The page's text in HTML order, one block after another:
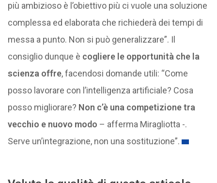
più ambizioso è l’obiettivo più ci vuole una soluzione
complessa ed elaborata che richiederà dei tempi di
messa a punto. Non si può generalizzare”. Il
consiglio dunque è cogliere le opportunità che la
scienza offre, facendosi domande utili: “Come
posso lavorare con l’intelligenza artificiale? Cosa
posso migliorare? Non c’è una competizione tra
vecchio e nuovo modo – afferma Miragliotta -.
Serve un’integrazione, non una sostituzione”.